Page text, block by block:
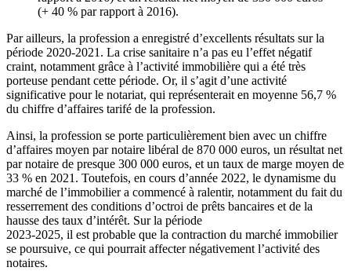
(+ 40 % par rapport à 2016).
Par ailleurs, la profession a enregistré d’excellents résultats sur la
période 2020-2021. La crise sanitaire n’a pas eu l’effet négatif
craint, notamment grâce à l’activité immobilière qui a été très
porteuse pendant cette période. Or, il s’agit d’une activité
significative pour le notariat, qui représenterait en moyenne 56,7 %
du chiffre d’affaires tarifé de la profession.
Ainsi, la profession se porte particulièrement bien avec un chiffre
d’affaires moyen par notaire libéral de 870 000 euros, un résultat net
par notaire de presque 300 000 euros, et un taux de marge moyen de
33 % en 2021. Toutefois, en cours d’année 2022, le dynamisme du
marché de l’immobilier a commencé à ralentir, notamment du fait du
resserrement des conditions d’octroi de prêts bancaires et de la
hausse des taux d’intérêt. Sur la période
2023-2025, il est probable que la contraction du marché immobilier
se poursuive, ce qui pourrait affecter négativement l’activité des
notaires.